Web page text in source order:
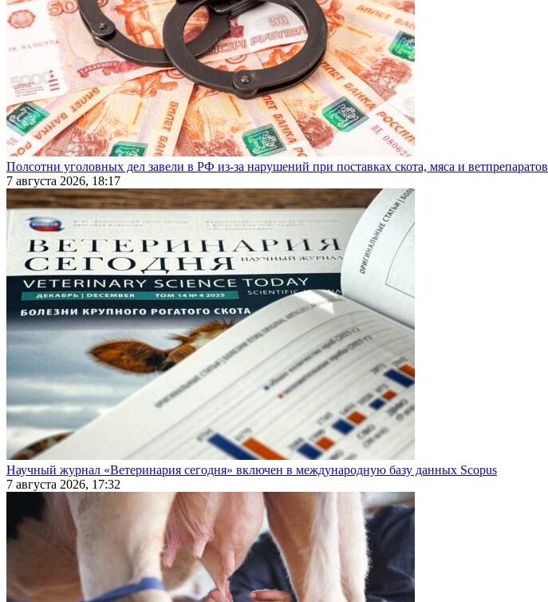
Полсотни уголовных дел завели в РФ из-за нарушений при поставках скота, мяса и ветпрепаратов
7 августа 2026, 18:17
Научный журнал «Ветеринария сегодня» включен в международную базу данных Scopus
7 августа 2026, 17:32